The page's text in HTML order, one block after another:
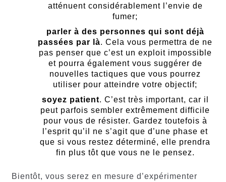
atténuent considérablement l’envie de
fumer;
parler à des personnes qui sont déjà
passées par là. Cela vous permettra de ne
pas penser que c’est un exploit impossible
et pourra également vous suggérer de
nouvelles tactiques que vous pourrez
utiliser pour atteindre votre objectif;
soyez patient. C’est très important, car il
peut parfois sembler extrêmement difficile
pour vous de résister. Gardez toutefois à
l’esprit qu’il ne s’agit que d’une phase et
que si vous restez déterminé, elle prendra
fin plus tôt que vous ne le pensez.
Bientôt, vous serez en mesure d’expérimenter